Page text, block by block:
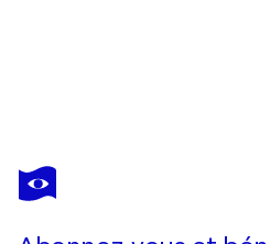
ROGER KÖNIG
"Abstract Series - orange/grey"